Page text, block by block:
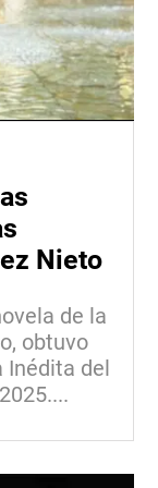
Nieto
de la
obtuvo
Inédita del